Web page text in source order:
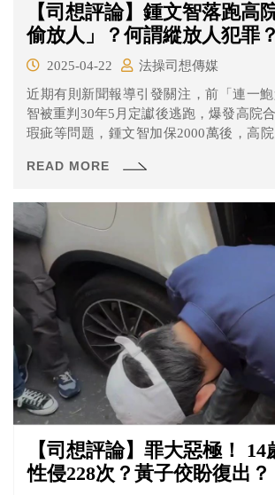
【司想評論】鍾文智落跑高
偷放人」？何謂縱放人犯罪？
2025-04-22
法操司想傳媒
近期有則新聞報導引發關注，前「連一
智被重判30年5月定讞後逃跑，爆發高院
瑕疵等問題，鍾文智加保2000萬後，高院
等法院自律委員會將合議庭審判長邱忠義
READ MORE
【司想評論】罪大惡極！
性侵228次？黃子佼盼復出？